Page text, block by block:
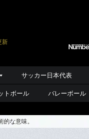
新
サッカー日本代表
トボール バレーボール
な意味。